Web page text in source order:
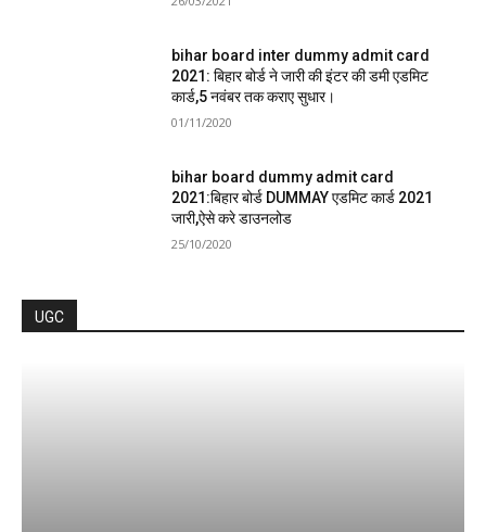
bihar board inter dummy admit card
2021: बिहार बोर्ड ने जारी की इंटर की डमी एडमिट
कार्ड,5 नवंबर तक कराए सुधार।
01/11/2020
bihar board dummy admit card
2021:बिहार बोर्ड DUMMAY एडमिट कार्ड 2021
जारी,ऐसे करे डाउनलोड
25/10/2020
UGC